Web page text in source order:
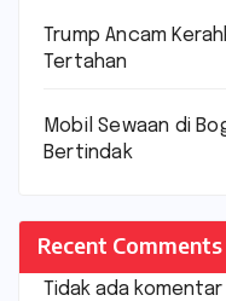
Trump Ancam
Tertahan
Mobil Sewaan di
Bertindak
Recent Comments
Tidak ada